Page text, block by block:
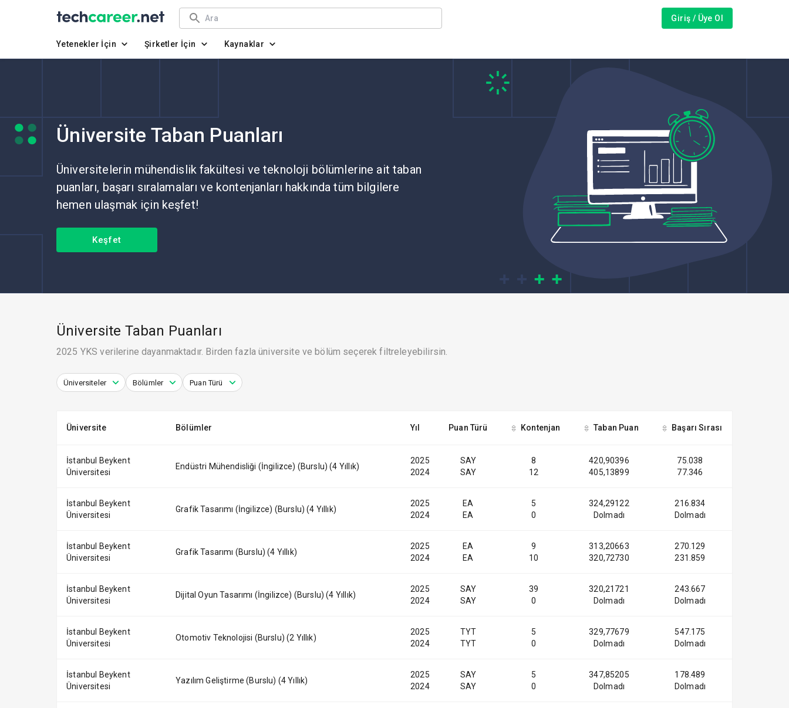
Giriş / Üye Ol
Yetenekler İçin Şirketler İçin Kaynaklar
Üniversite Taban Puanları
Üniversitelerin mühendislik fakültesi ve teknoloji bölümlerine ait taban
puanları, başarı sıralamaları ve kontenjanları hakkında tüm bilgilere
hemen ulaşmak için keşfet!
Keşfet
Üniversite Taban Puanları
2025 YKS verilerine dayanmaktadır. Birden fazla üniversite ve bölüm seçerek filtreleyebilirsin.
Üniversiteler Bölümler Puan Türü
Üniversite Bölümler Yıl Puan Türü Kontenjan Taban Puan Başarı Sırası
İstanbul Beykent
Üniversitesi
Endüstri Mühendisliği (İngilizce) (Burslu) (4 Yıllık)
2025
2024
SAY
SAY
8
12
420,90396
405,13899
75.038
77.346
İstanbul Beykent
Üniversitesi
Grafik Tasarımı (İngilizce) (Burslu) (4 Yıllık)
2025
2024
EA
EA
5
0
324,29122
Dolmadı
216.834
Dolmadı
İstanbul Beykent
Üniversitesi
Grafik Tasarımı (Burslu) (4 Yıllık)
2025
2024
EA
EA
9
10
313,20663
320,72730
270.129
231.859
İstanbul Beykent
Üniversitesi
Dijital Oyun Tasarımı (İngilizce) (Burslu) (4 Yıllık)
2025
2024
SAY
SAY
39
0
320,21721
Dolmadı
243.667
Dolmadı
İstanbul Beykent
Üniversitesi
Otomotiv Teknolojisi (Burslu) (2 Yıllık)
2025
2024
TYT
TYT
5
0
329,77679
Dolmadı
547.175
Dolmadı
İstanbul Beykent
Üniversitesi
Yazılım Geliştirme (Burslu) (4 Yıllık)
2025
2024
SAY
SAY
5
0
347,85205
Dolmadı
178.489
Dolmadı